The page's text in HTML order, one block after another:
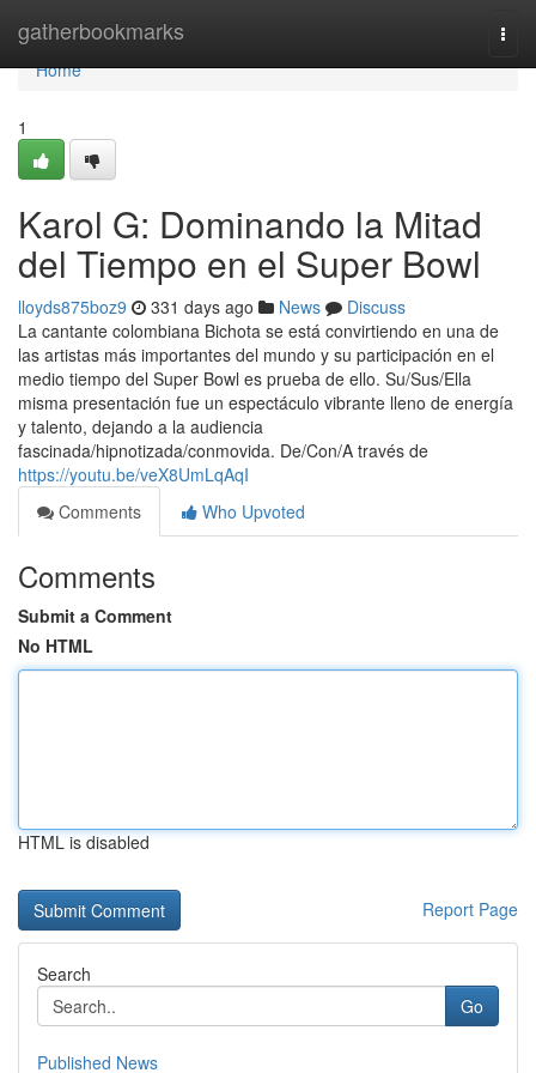
gatherbookmarks
Home
Home
1
Karol G: Dominando la Mitad
del Tiempo en el Super Bowl
lloyds875boz9 331 days ago News
Discuss
La cantante colombiana Bichota se está convirtiendo en una de
las artistas más importantes del mundo y su participación en el
medio tiempo del Super Bowl es prueba de ello. Su/Sus/Ella
misma presentación fue un espectáculo vibrante lleno de energía
y talento, dejando a la audiencia
fascinada/hipnotizada/conmovida. De/Con/A través de
https://youtu.be/veX8UmLqAqI
Comments
Who Upvoted
Comments
Submit a Comment
No HTML
HTML is disabled
Report Page
Search
Go
Published News